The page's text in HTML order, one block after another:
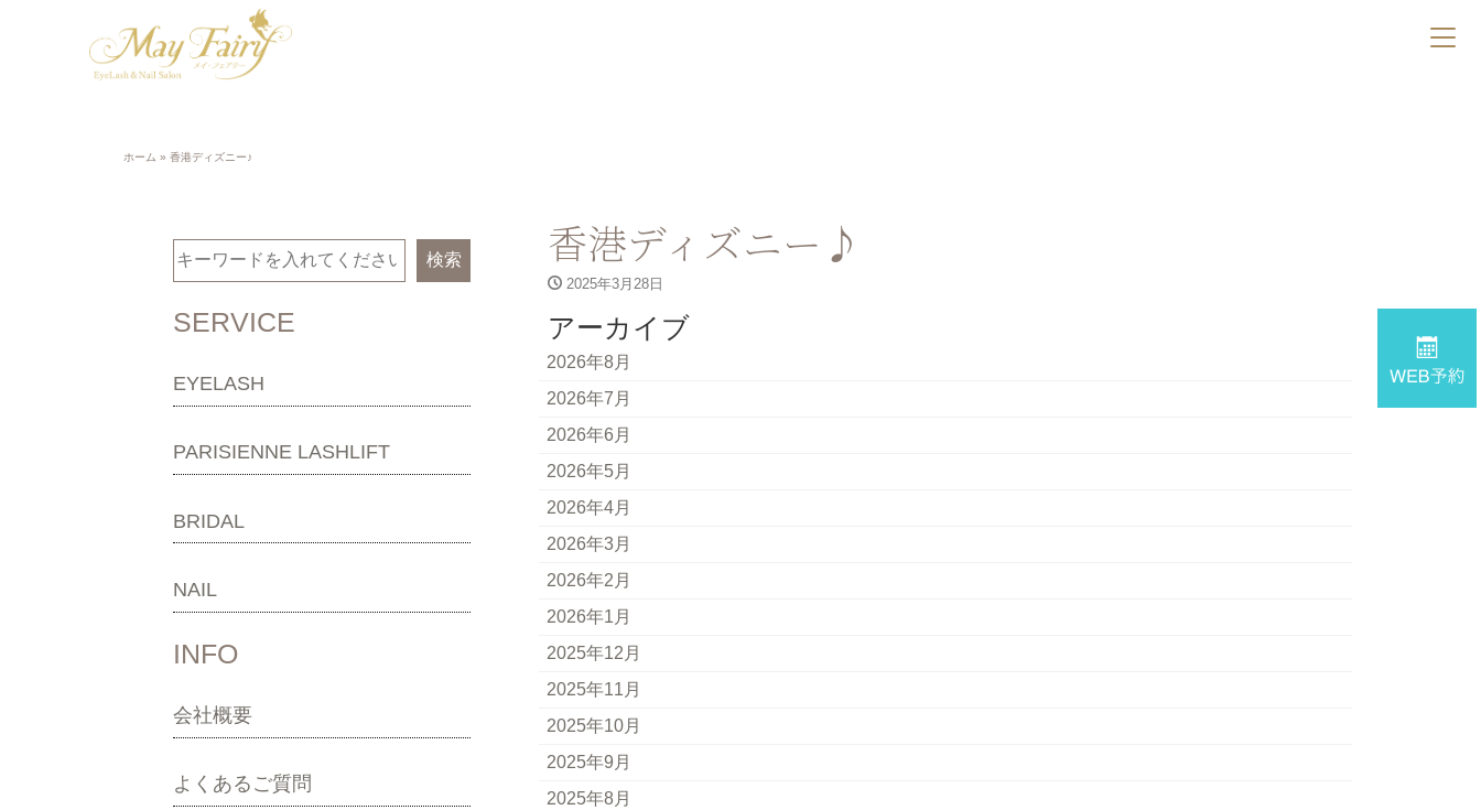
ホーム » 香港ディズニー♪
検索
SERVICE
EYELASH
PARISIENNE LASHLIFT
BRIDAL
NAIL
INFO
会社概要
よくあるご質問
香港ディズニー♪
2025年3月28日
アーカイブ
2026年8月
2026年7月
2026年6月
2026年5月
2026年4月
2026年3月
2026年2月
2026年1月
2025年12月
2025年11月
2025年10月
2025年9月
2025年8月